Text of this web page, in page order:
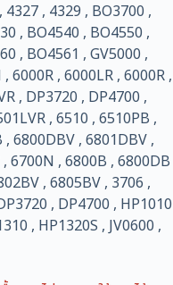
, 4329 , BO3700 ,
, BO4540 , BO4550 ,
, BO4561 , GV5000 ,
6000R , 6000LR , 6000R ,
, DP3720 , DP4700 ,
, 6510 , 6510PB ,
6800DBV , 6801DBV ,
6700N , 6800B , 6800DB
, 6805BV , 3706 ,
, DP4700 , HP1010
, HP1320S , JV0600 ,